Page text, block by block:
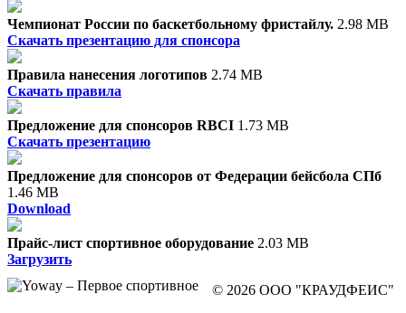
Чемпионат России по баскетбольному фристайлу. 2.98 MB
Скачать презентацию для спонсора
Правила нанесения логотипов 2.74 MB
Скачать правила
Предложение для спонсоров RBCI 1.73 MB
Скачать презентацию
Предложение для спонсоров от Федерации бейсбола СПб
1.46 MB
Download
Прайс-лист спортивное оборудование 2.03 MB
Загрузить
© 2026 ООО "КРАУДФЕИС"